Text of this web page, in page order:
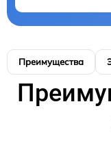
Преимущества